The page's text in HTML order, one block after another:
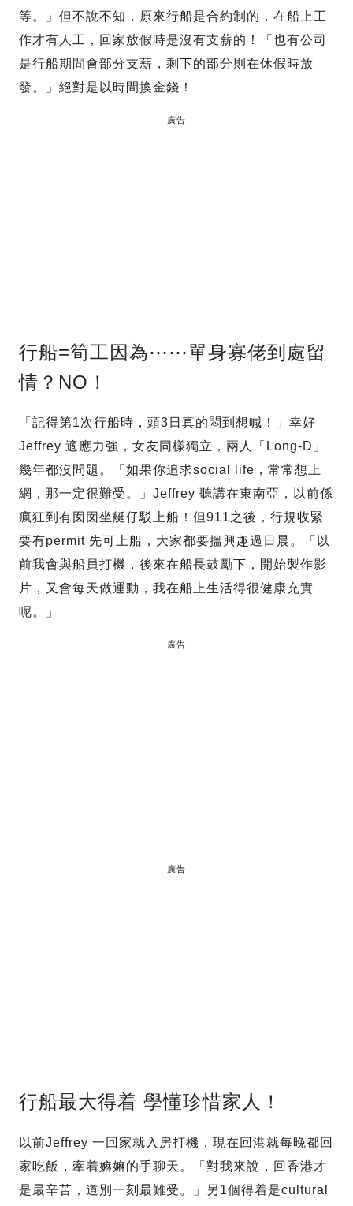
等。」但不說不知，原來行船是合約制的，在船上工
作才有人工，回家放假時是沒有支薪的！「也有公司
是行船期間會部分支薪，剩下的部分則在休假時放
發。」絕對是以時間換金錢！
廣告
行船=筍工因為⋯⋯單身寡佬到處留
情？NO！
「記得第1次行船時，頭3日真的悶到想喊！」幸好
Jeffrey 適應力強，女友同樣獨立，兩人「Long-D」
幾年都沒問題。「如果你追求social life，常常想上
網，那一定很難受。」Jeffrey 聽講在東南亞，以前係
瘋狂到有囡囡坐艇仔駁上船！但911之後，行規收緊
要有permit 先可上船，大家都要搵興趣過日晨。「以
前我會與船員打機，後來在船長鼓勵下，開始製作影
片，又會每天做運動，我在船上生活得很健康充實
呢。」
廣告
廣告
行船最大得着 學懂珍惜家人！
以前Jeffrey 一回家就入房打機，現在回港就每晚都回
家吃飯，牽着嫲嫲的手聊天。「對我來說，回香港才
是最辛苦，道別一刻最難受。」另1個得着是cultural